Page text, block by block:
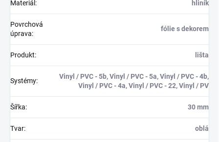
Materiál : hliník
Povrchová
úprava:
fólie s dekorem
Produkt: lišta
Systémy:
Vinyl / PVC - 5b, Vinyl / PVC - 5a, Vinyl / PVC - 4b,
Vinyl / PVC - 4a, Vinyl / PVC - 22, Vinyl / PV
Šířka: 30 mm
Tvar: oblá